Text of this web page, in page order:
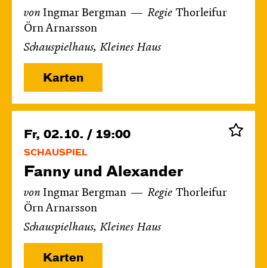
von Ingmar Bergman Regie Thorleifur
Örn Arnarsson
Schauspielhaus, Kleines Haus
Karten
Fr, 02.10. / 19:00
SCHAUSPIEL
Fanny und Alexander
von Ingmar Bergman Regie Thorleifur
Örn Arnarsson
Schauspielhaus, Kleines Haus
Karten